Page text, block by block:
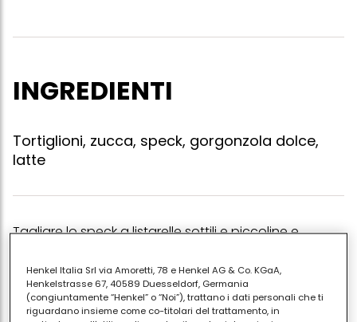
INGREDIENTI
Tortiglioni, zucca, speck, gorgonzola dolce,
latte
Tagliare lo speck a listarelle sottili e piccoline e
parte tagliare a dadini la zucca, e cuocerla in
padella fino a che non diventa cremosa, a questo
punto unire il gorgonzola dolce e un goccino di latte
Henkel Italia Srl via Amoretti, 78 e Henkel AG & Co. KGaA,
Henkelstrasse 67, 40589 Duesseldorf, Germania
(congiuntamente “Henkel” o “Noi”), trattano i dati personali che ti
riguardano insieme come co-titolari del trattamento, in